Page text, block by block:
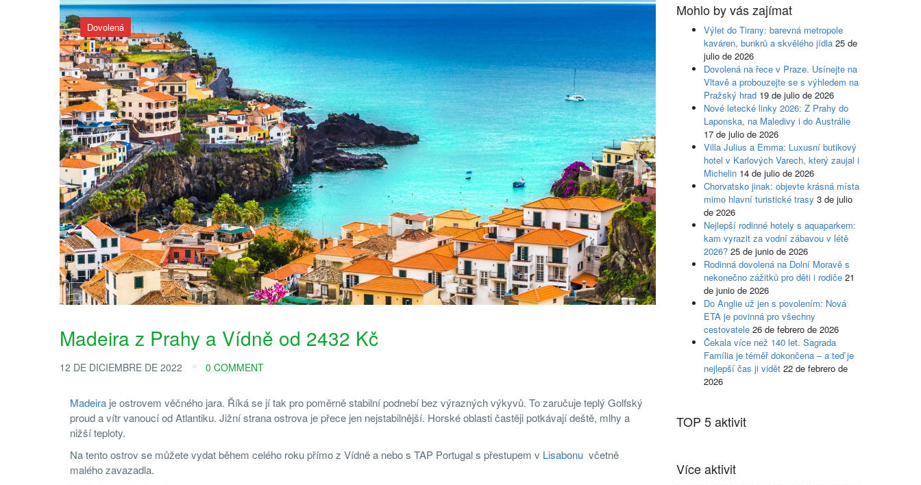
Dovolená
Madeira z Prahy a Vídně od 2432 Kč
12 DE DICIEMBRE DE 2022 0 COMMENT
Madeira je ostrovem věčného jara. Říká se jí tak pro poměrně stabilní podnebí bez výrazných výkyvů. To zaručuje teplý Golfský
proud a vítr vanoucí od Atlantiku. Jižní strana ostrova je přece jen nejstabilnější. Horské oblasti častěji potkávají deště, mlhy a
nižší teploty.
Na tento ostrov se můžete vydat během celého roku přímo z Vídně a nebo s TAP Portugal s přestupem v Lisabonu včetně
malého zavazadla.
Mohlo by vás zajímat
Výlet do Tirany: barevná metropole
kaváren, bunkrů a skvělého jídla 25 de
julio de 2026
Dovolená na řece v Praze. Usínejte na
Vltavě a probouzejte se s výhledem na
Pražský hrad 19 de julio de 2026
Nové letecké linky 2026: Z Prahy do
Laponska, na Maledivy i do Austrálie
17 de julio de 2026
Villa Julius a Emma: Luxusní butikový
hotel v Karlových Varech, který zaujal i
Michelin 14 de julio de 2026
Chorvatsko jinak: objevte krásná místa
mimo hlavní turistické trasy 3 de julio
de 2026
Nejlepší rodinné hotely s aquaparkem:
kam vyrazit za vodní zábavou v létě
2026? 25 de junio de 2026
Rodinná dovolená na Dolní Moravě s
nekonečno zážitků pro děti i rodiče 21
de junio de 2026
Do Anglie už jen s povolením: Nová
ETA je povinná pro všechny
cestovatele 26 de febrero de 2026
Čekala více než 140 let. Sagrada
Família je téměř dokončena – a teď je
nejlepší čas ji vidět 22 de febrero de
2026
TOP 5 aktivit
Více aktivit